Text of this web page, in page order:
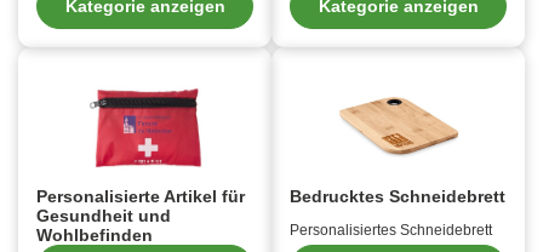
Kategorie anzeigen Kategorie anzeigen
Personalisierte Artikel für
Gesundheit und
Wohlbefinden
Bedrucktes Schneidebrett
Personalisiertes Schneidebrett